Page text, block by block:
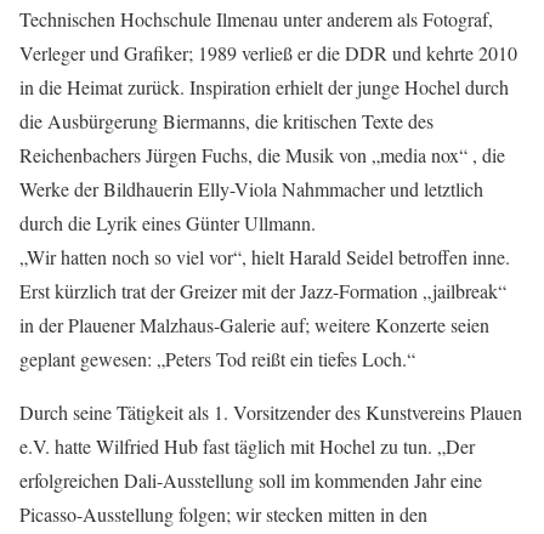
Technischen Hochschule Ilmenau unter anderem als Fotograf,
Verleger und Grafiker; 1989 verließ er die DDR und kehrte 2010
in die Heimat zurück. Inspiration erhielt der junge Hochel durch
die Ausbürgerung Biermanns, die kritischen Texte des
Reichenbachers Jürgen Fuchs, die Musik von „media nox“ , die
Werke der Bildhauerin Elly-Viola Nahmmacher und letztlich
durch die Lyrik eines Günter Ullmann.
„Wir hatten noch so viel vor“, hielt Harald Seidel betroffen inne.
Erst kürzlich trat der Greizer mit der Jazz-Formation „jailbreak“
in der Plauener Malzhaus-Galerie auf; weitere Konzerte seien
geplant gewesen: „Peters Tod reißt ein tiefes Loch.“
Durch seine Tätigkeit als 1. Vorsitzender des Kunstvereins Plauen
e.V. hatte Wilfried Hub fast täglich mit Hochel zu tun. „Der
erfolgreichen Dali-Ausstellung soll im kommenden Jahr eine
Picasso-Ausstellung folgen; wir stecken mitten in den